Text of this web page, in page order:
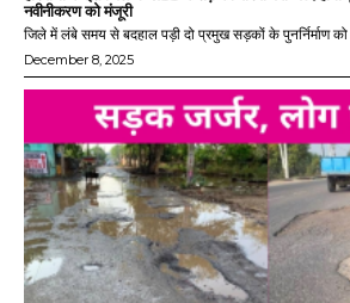
नवीनीकरण को मंजूरी
जिले में लंबे समय से बदहाल पड़ी दो प्रमुख सड़कों के पुनर्निर्माण
December 8, 2025